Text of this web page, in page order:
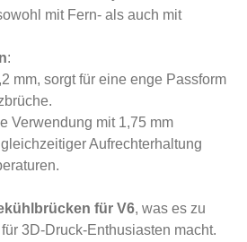
mit Fern- als auch mit
:
mm, sorgt für eine enge Passform
Verwendung mit 1,75 mm
Aufrechterhaltung
für V6, was es zu
3D-Druck-Enthusiasten macht.